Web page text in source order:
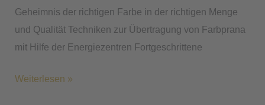
Geheimnis der richtigen Farbe in der richtigen Menge
und Qualität Techniken zur Übertragung von Farbprana
mit Hilfe der Energiezentren Fortgeschrittene
Weiterlesen »